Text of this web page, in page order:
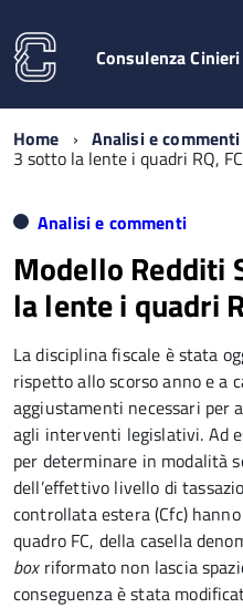
Consulenza Cinieri
Home Analisi e commenti
3 sotto la lente i quadri RQ,
Analisi e commenti
Modello Redditi
la lente i quadri
La disciplina fiscale è stata
rispetto allo scorso anno e a
aggiustamenti necessari per
agli interventi legislativi. Ad
per determinare in modalità
dell’effettivo livello di
controllata estera (Cfc)
quadro FC, della casella
boxriformato non lascia
conseguenza è stata